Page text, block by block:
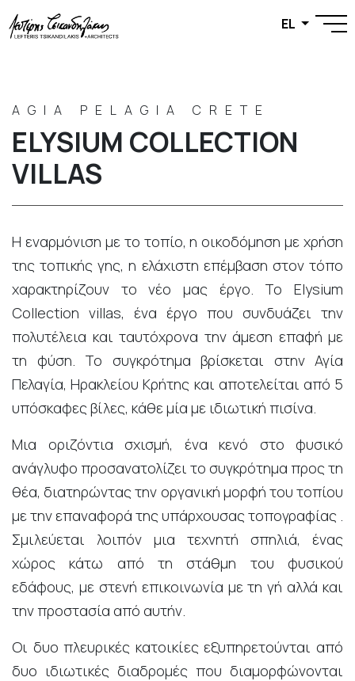
EL
AGIA PELAGIA CRETE
ELYSIUM COLLECTION
VILLAS
Η εναρμόνιση με το τοπίο, η οικοδόμηση με χρήση
της τοπικής γης, η ελάχιστη επέμβαση στον τόπο
χαρακτηρίζουν το νέο μας έργο. Το Elysium
Collection villas, ένα έργο που συνδυάζει την
πολυτέλεια και ταυτόχρονα την άμεση επαφή με
τη φύση. Το συγκρότημα βρίσκεται στην Αγία
Πελαγία, Ηρακλείου Κρήτης και αποτελείται από 5
υπόσκαφες βίλες, κάθε μία με ιδιωτική πισίνα.
Μια οριζόντια σχισμή, ένα κενό στο φυσικό
ανάγλυφο προσανατολίζει το συγκρότημα προς τη
θέα, διατηρώντας την οργανική μορφή του τοπίου
με την επαναφορά της υπάρχουσας τοπογραφίας .
Σμιλεύεται λοιπόν μια τεχνητή σπηλιά, ένας
χώρος κάτω από τη στάθμη του φυσικού
εδάφους, με στενή επικοινωνία με τη γή αλλά και
την προστασία από αυτήν.
Οι δυο πλευρικές κατοικίες εξυπηρετούνται από
δυο ιδιωτικές διαδρομές που διαμορφώνονται